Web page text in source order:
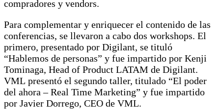
compradores y vendors.
Para complementar y enriquecer el contenido de las
conferencias, se llevaron a cabo dos workshops. El
primero, presentado por Digilant, se tituló
“Hablemos de personas” y fue impartido por Kenji
Tominaga, Head of Product LATAM de Digilant.
VML presentó el segundo taller, titulado “El poder
del ahora – Real Time Marketing” y fue impartido
por Javier Dorrego, CEO de VML.